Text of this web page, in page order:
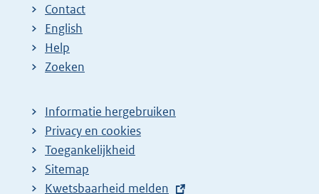
Contact
English
Help
Zoeken
Informatie hergebruiken
Privacy en cookies
Toegankelijkheid
Sitemap
E
Kwetsbaarheid melden